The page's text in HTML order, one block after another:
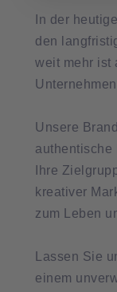
In der
den
weit mehr ist
Unsere
authentische
Ihre
kreativer
zum Leben
Lassen Sie
einem